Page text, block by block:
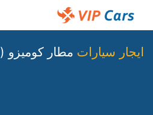
ايجار سيارات مطار كوميزو (CIY)